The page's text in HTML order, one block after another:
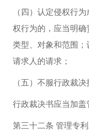
（四）认定侵权行
权行为的，应当明
类型、对象和范围
请求人的请求；
（五）不服行政裁
行政裁决书应当加盖
第三十二条 管理专